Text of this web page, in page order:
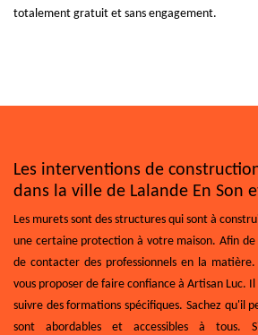
totalement gratuit et sans engagement.
Les interventions de
dans la ville de Lalande En Son
Les murets sont des structures qui sont à
une certaine protection à votre maison. Afin de
de contacter des professionnels en la
vous proposer de faire confiance à Artisan Luc.
suivre des formations spécifiques. Sachez qu'il
sont abordables et accessibles à tous.